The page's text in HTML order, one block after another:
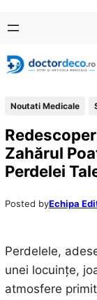
conținut
content
Noutati Medicale
Zahărul
Perdelei
Posted byEchipa
Perdelele,
unei locuințe,
atmosfere